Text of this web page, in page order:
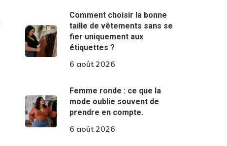
Comment choisir la bonne
taille de vêtements sans se
fier uniquement aux
étiquettes ?
6 août 2026
Femme ronde : ce que la
mode oublie souvent de
prendre en compte.
6 août 2026